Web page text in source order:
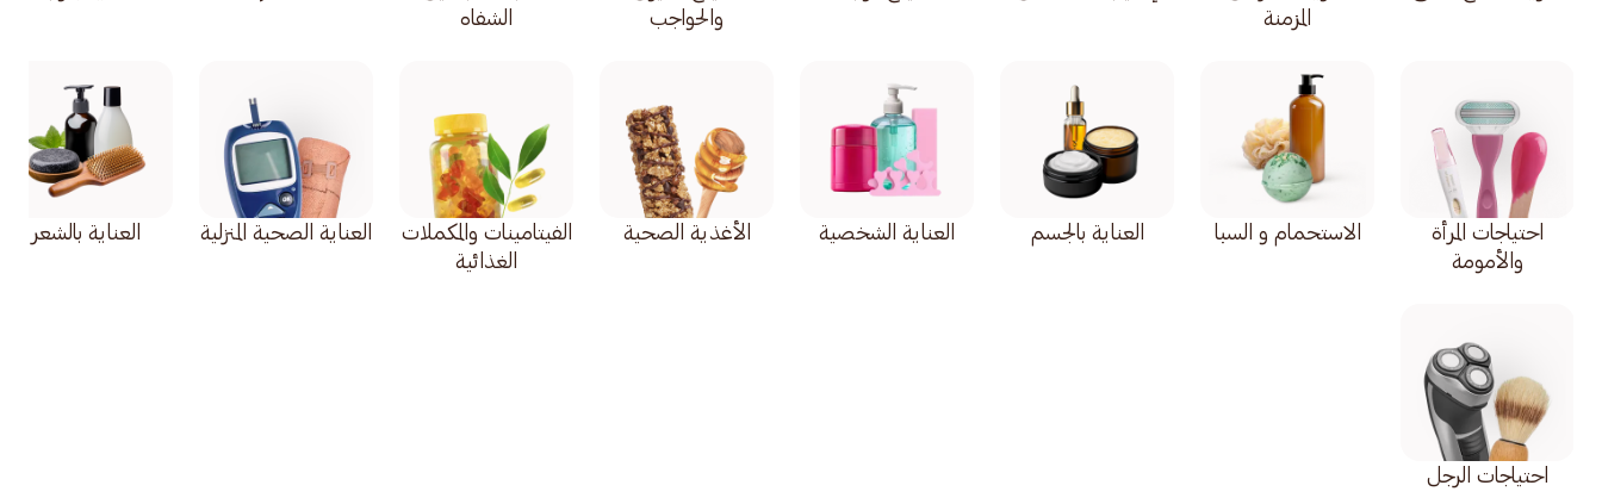
المزمنة
والحواجب
الشفاه
احتياجات المرأة
والأمومة
الاستحمام و السبا العناية بالجسم العناية الشخصية الأغذية الصحية
الفيتامينات والمكملات
الغذائية
العناية الصحية المنزلية العناية بالشعر
احتياجات الرجل